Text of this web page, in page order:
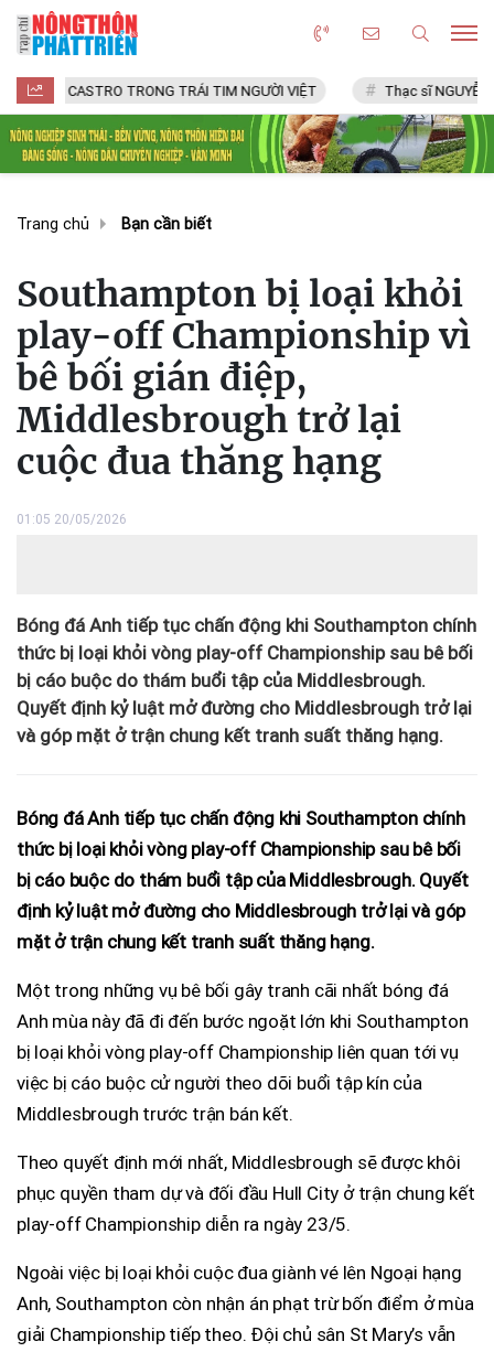
TRONG TRÁI TIM NGƯỜI VIỆT Thạc sĩ NGUYỄN VĂN CHÍ
Trang chủ Bạn cần biết
Southampton bị loại khỏi
play-off Championship vì
bê bối gián điệp,
Middlesbrough trở lại
cuộc đua thăng hạng
01:05 20/05/2026
Bóng đá Anh tiếp tục chấn động khi Southampton chính
thức bị loại khỏi vòng play-off Championship sau bê bối
bị cáo buộc do thám buổi tập của Middlesbrough.
Quyết định kỷ luật mở đường cho Middlesbrough trở lại
và góp mặt ở trận chung kết tranh suất thăng hạng.
Bóng đá Anh tiếp tục chấn động khi Southampton chính
thức bị loại khỏi vòng play-off Championship sau bê bối
bị cáo buộc do thám buổi tập của Middlesbrough. Quyết
định kỷ luật mở đường cho Middlesbrough trở lại và góp
mặt ở trận chung kết tranh suất thăng hạng.
Một trong những vụ bê bối gây tranh cãi nhất bóng đá
Anh mùa này đã đi đến bước ngoặt lớn khi Southampton
bị loại khỏi vòng play-off Championship liên quan tới vụ
việc bị cáo buộc cử người theo dõi buổi tập kín của
Middlesbrough trước trận bán kết.
Theo quyết định mới nhất, Middlesbrough sẽ được khôi
phục quyền tham dự và đối đầu Hull City ở trận chung kết
play-off Championship diễn ra ngày 23/5.
Ngoài việc bị loại khỏi cuộc đua giành vé lên Ngoại hạng
Anh, Southampton còn nhận án phạt trừ bốn điểm ở mùa
giải Championship tiếp theo. Đội chủ sân St Mary’s vẫn